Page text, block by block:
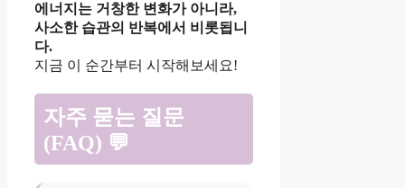
에너지는 거창한 변화가 아니라,
사소한 습관의 반복에서 비롯됩니
다.
지금 이 순간부터 시작해보세요!
자주 묻는 질문
(FAQ) 💬